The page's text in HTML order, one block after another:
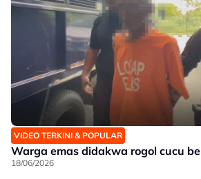
VIDEO TERKINI & POPULAR
Warga emas didakwa rogol cucu
18/06/2026